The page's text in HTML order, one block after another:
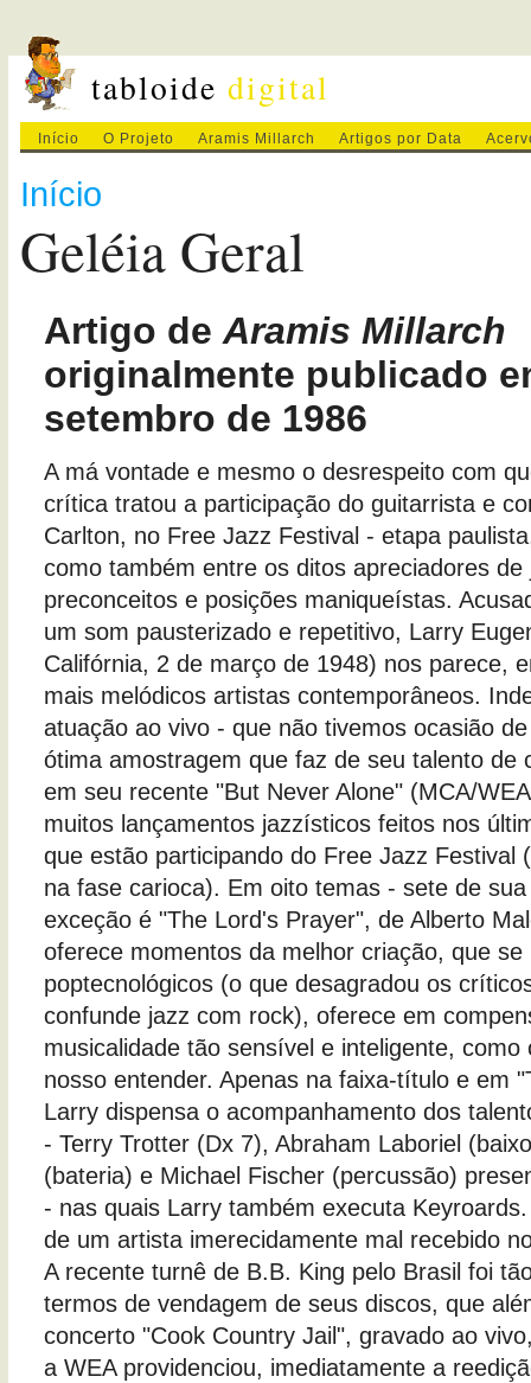
tabloidedigital
Início O Projeto Aramis Millarch Artigos por Data
Início
Geléia Geral
Artigo deAramis Millarch
originalmente publicado
setembro de 1986
A má vontade e mesmo o desrespeito com
crítica tratou a participação do guitarrista e
Carlton, no Free Jazz Festival - etapa
como também entre os ditos apreciadores de
preconceitos e posições maniqueístas.
um som pausterizado e repetitivo, Larry
Califórnia, 2 de março de 1948) nos parece,
mais melódicos artistas contemporâneos.
atuação ao vivo - que não tivemos ocasião
ótima amostragem que faz de seu talento de
em seu recente "But Never Alone" (MCA/
muitos lançamentos jazzísticos feitos nos
que estão participando do Free Jazz Festival
na fase carioca). Em oito temas - sete de
exceção é "The Lord's Prayer", de Alberto
oferece momentos da melhor criação, que
poptecnológicos (o que desagradou os
confunde jazz com rock), oferece em
musicalidade tão sensível e inteligente, como
nosso entender. Apenas na faixa-título e em
Larry dispensa o acompanhamento dos
- Terry Trotter (Dx 7), Abraham Laboriel
(bateria) e Michael Fischer (percussão)
- nas quais Larry também executa
de um artista imerecidamente mal recebido
A recente turnê de B.B. King pelo Brasil foi
termos de vendagem de seus discos, que
concerto "Cook Country Jail", gravado ao
a WEA providenciou, imediatamente a